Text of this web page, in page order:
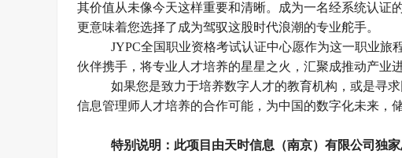
其价值从未像今天这样重要和清晰。成为一名经系统认证
更意味着您选择了成为驾驭这股时代浪潮的专业舵手。
JYPC全国职业资格考试认证中心愿作为这一职业
伙伴携手，将专业人才培养的星星之火，汇聚成推动产业
如果您是致力于培养数字人才的教育机构，或是寻
信息管理师人才培养的合作可能，为中国的数字化未来，
特别说明：此项目由天时信息（南京）有限公司独